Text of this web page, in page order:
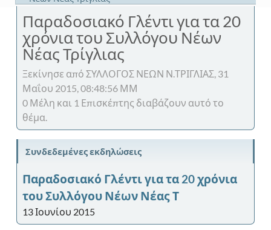
Παραδοσιακό Γλέντι για τα 20
χρόνια του Συλλόγου Νέων
Νέας Τρίγλιας
Ξεκίνησε από ΣΥΛΛΟΓΟΣ ΝΕΩΝ Ν.ΤΡΙΓΛΙΑΣ, 31
Μαΐου 2015, 08:48:56 ΜΜ
0 Μέλη και 1 Επισκέπτης διαβάζουν αυτό το
θέμα.
Συνδεδεμένες εκδηλώσεις
Παραδοσιακό Γλέντι για τα 20 χρόνια
του Συλλόγου Νέων Νέας Τ
13 Ιουνίου 2015